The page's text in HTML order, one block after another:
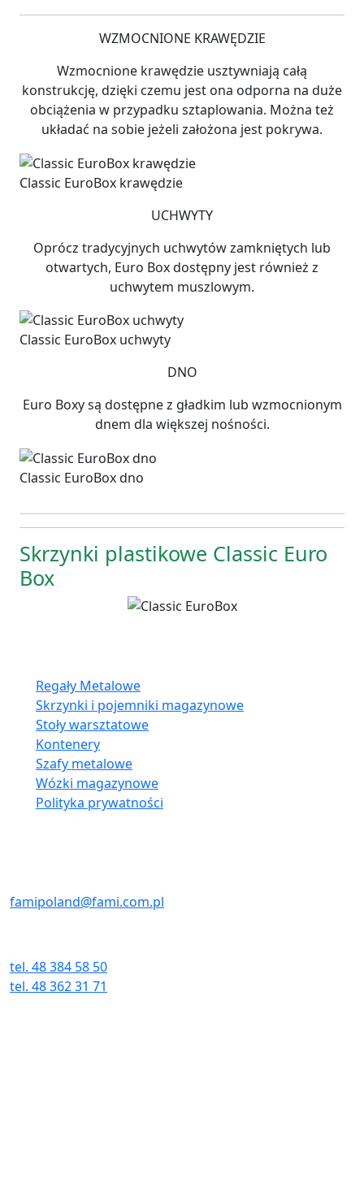
WZMOCNIONE KRAWĘDZIE
Wzmocnione krawędzie usztywniają całą
konstrukcję, dzięki czemu jest ona odporna na duże
obciążenia w przypadku sztaplowania. Można też
układać na sobie jeżeli założona jest pokrywa.
Classic EuroBox krawędzie
UCHWYTY
Oprócz tradycyjnych uchwytów zamkniętych lub
otwartych, Euro Box dostępny jest również z
uchwytem muszlowym.
Classic EuroBox uchwyty
DNO
Euro Boxy są dostępne z gładkim lub wzmocnionym
dnem dla większej nośności.
Classic EuroBox dno
Skrzynki plastikowe Classic Euro
Box
Regały Metalowe
Skrzynki i pojemniki magazynowe
Stoły warsztatowe
Kontenery
Szafy metalowe
Wózki magazynowe
Polityka prywatności
famipoland@fami.com.pl
tel. 48 384 58 50
tel. 48 362 31 71